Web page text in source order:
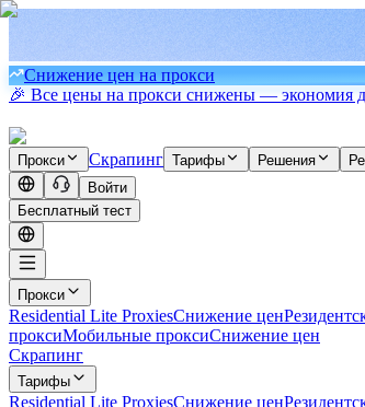
Снижение цен на прокси
🎉 Все цены на прокси снижены — экономия
Прокси Скрапинг Тарифы Решения
Войти
Бесплатный тест
Прокси
Residential Lite ProxiesСнижение цен
проксиМобильные проксиСнижение цен
Скрапинг
Тарифы
Residential Lite ProxiesСнижение цен